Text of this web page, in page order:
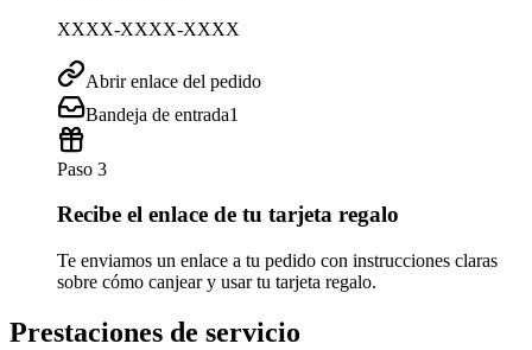
XXXX-XXXX-XXXX
Abrir enlace del pedido
Bandeja de entrada1
Paso 3
Recibe el enlace de tu tarjeta regalo
Te enviamos un enlace a tu pedido con instrucciones claras
sobre cómo canjear y usar tu tarjeta regalo.
Prestaciones de servicio